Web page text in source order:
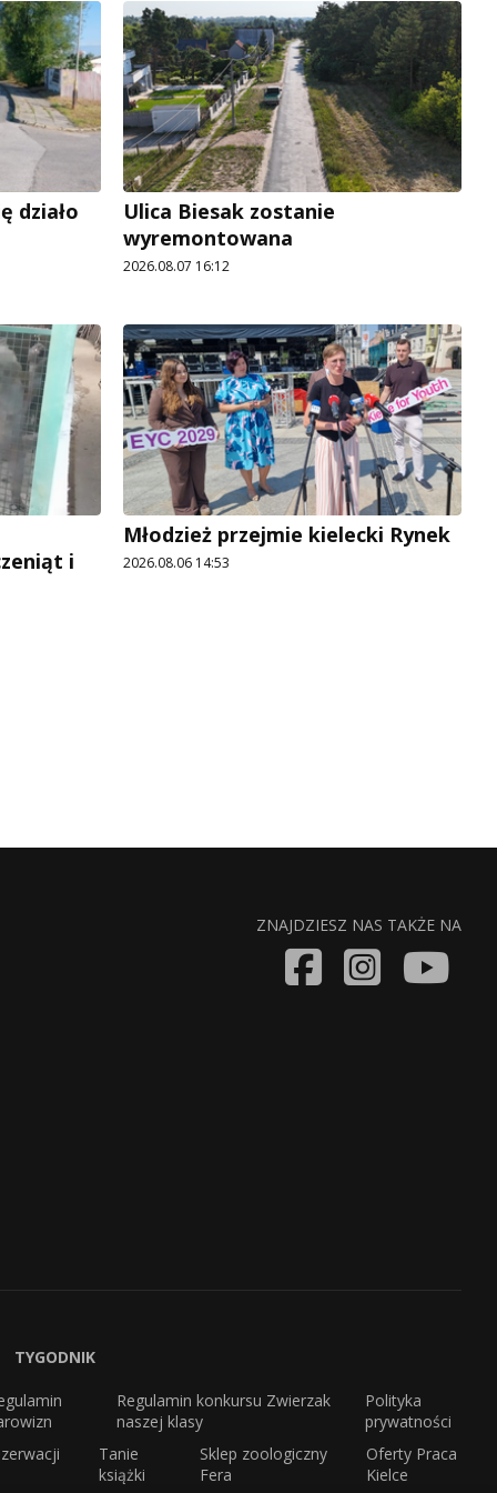
działo
Ulica Biesak zostanie
wyremontowana
2026.08.07 16:12
i
Młodzież przejmie kielecki Rynek
2026.08.06 14:53
ZNAJDZIESZ NAS TAKŻE NA
TYGODNIK
Regulamin konkursu Zwierzak
naszej klasy
Polityka
prywatności
Tanie
książki
Sklep zoologiczny
Fera
Oferty Praca
Kielce